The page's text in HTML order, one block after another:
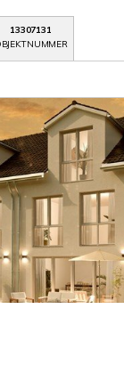
13307131